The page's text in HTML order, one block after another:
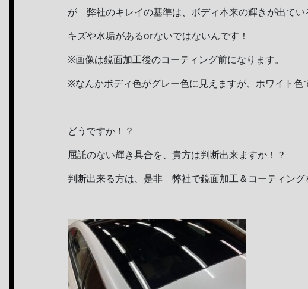
が 弊社のキレイの基準は、ボディ本来の輝きが出てい
キズや水垢があるorないではないんです！
※画像は鏡面加工後のコーティング前になります。
※なんかボディ色がグレー色に見えますが、ホワイト色
どうですか！？
屈託のない輝き具合を、貴方は判断出来ますか！？
判断出来る方は、是非 弊社で鏡面加工＆コーティング